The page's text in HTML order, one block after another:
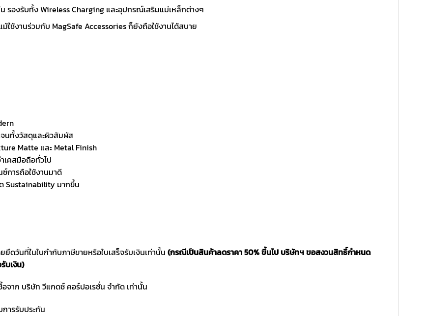
รองรับทั้ง Wireless Charging และอุปกรณ์เสริมแม่เหล็กต่างๆ
ช้งานร่วมกับ MagSafe Accessories ก็ยังถือใช้งานได้สบาย
จนทั้งวัสดุและผิวสัมผัส
Matte และ Metal Finish
เคสมือถือทั่วไป
ซ์การถือใช้งานมาดี
Sustainability มากขึ้น
ดวันที่ในใบกำกับภาษีขายหรือใบเสร็จรับเงินเท่านั้น (กรณีเป็นสินค้าลดราคา 50% ขึ้นไป บริษัทฯ ขอสงวนสิทธิ์กำหนด
บเงิน)
จาก บริษัท วีแกดซ์ คอร์ปอเรชั่น จำกัด เท่านั้น
ารรับประกัน